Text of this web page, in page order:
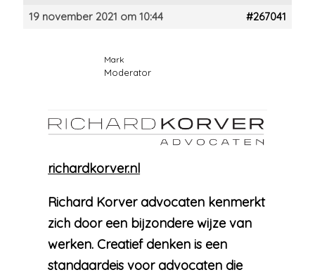
19 november 2021 om 10:44
#267041
Mark
Moderator
richardkorver.nl
Richard Korver advocaten kenmerkt
zich door een bijzondere wijze van
werken. Creatief denken is een
standaardeis voor advocaten die